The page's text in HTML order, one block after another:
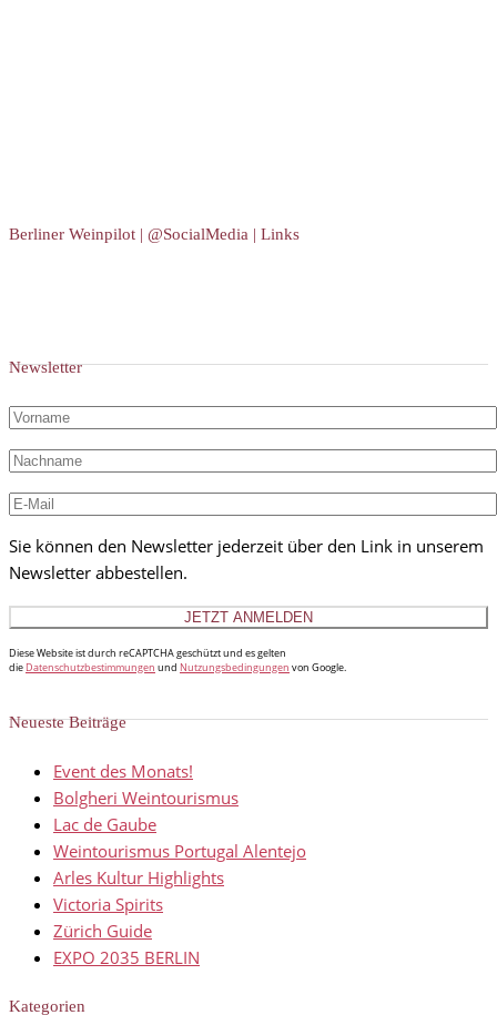
Berliner Weinpilot | @SocialMedia | Links
Newsletter
Sie können den Newsletter jederzeit über den Link in unserem
Newsletter abbestellen.
Diese Website ist durch reCAPTCHA geschützt und es gelten
die Datenschutzbestimmungen und Nutzungsbedingungen von Google.
Neueste Beiträge
Event des Monats!
Bolgheri Weintourismus
Lac de Gaube
Weintourismus Portugal Alentejo
Arles Kultur Highlights
Victoria Spirits
Zürich Guide
EXPO 2035 BERLIN
Kategorien